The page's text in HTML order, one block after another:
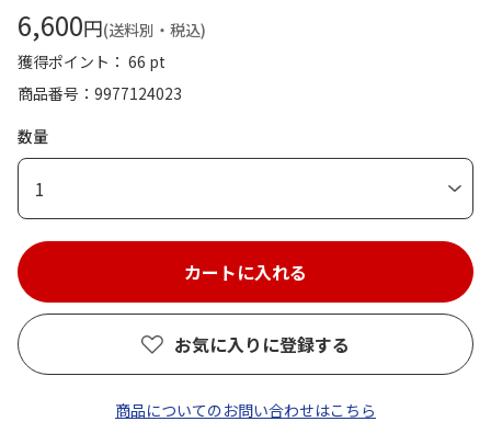
6,600円(送料別・税込)
獲得ポイント： 66 pt
商品番号
9977124023
数量
1
お気に入りに登録する
商品についてのお問い合わせはこちら